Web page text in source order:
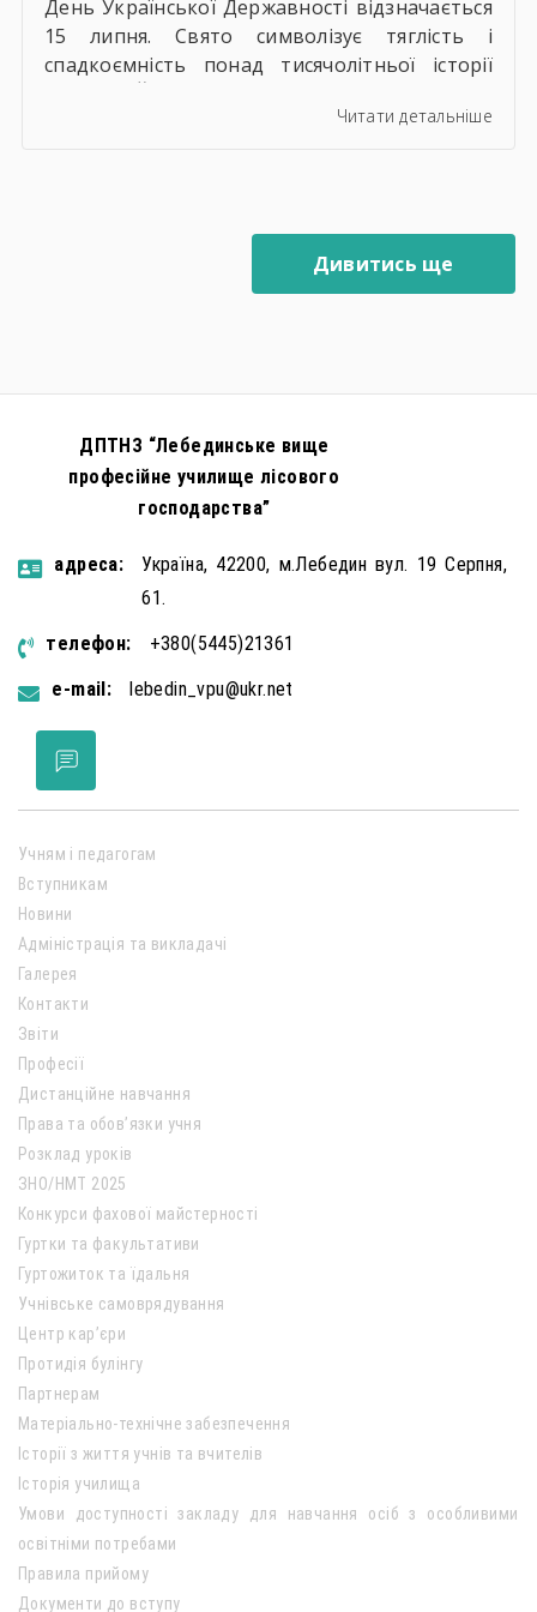
День Української Державності відзначається
15 липня. Свято символізує тяглість і
спадкоємність понад тисячолітньої історії
всіх етапів нашого державотворення,
День Української Державності – це
нагадування, що нашій державі насправді не
35 років. Наша державність має […]
Читати детальніше
Дивитись ще
ДПТНЗ “Лебединське вище
професійне училище лісового
господарства”
aдресa:
Україна, 42200, м.Лебедин вул. 19 Серпня,
61.
телефон:
+380(5445)21361
e-mail:
lebedin_vpu@ukr.net
Учням і педагогам
Вступникам
Новини
Адміністрація та викладачі
Галерея
Контакти
Звіти
Професії
Дистанційне навчання
Права та обов’язки учня
Розклад уроків
ЗНО/НМТ 2025
Конкурси фахової майстерності
Гуртки та факультативи
Гуртожиток та їдальня
Учнівське самоврядування
Центр кар’єри
Протидія булінгу
Партнерам
Матеріально-технічне забезпечення
Історії з життя учнів та вчителів
Історія училища
Умови доступності закладу для навчання осіб з особливими
освітніми потребами
Правила прийому
Документи до вступу